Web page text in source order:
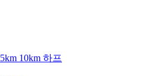
5km 10km 하프